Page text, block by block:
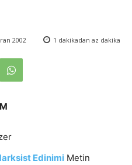
2002 1 dakikadan az dakika
Edinimi Metin